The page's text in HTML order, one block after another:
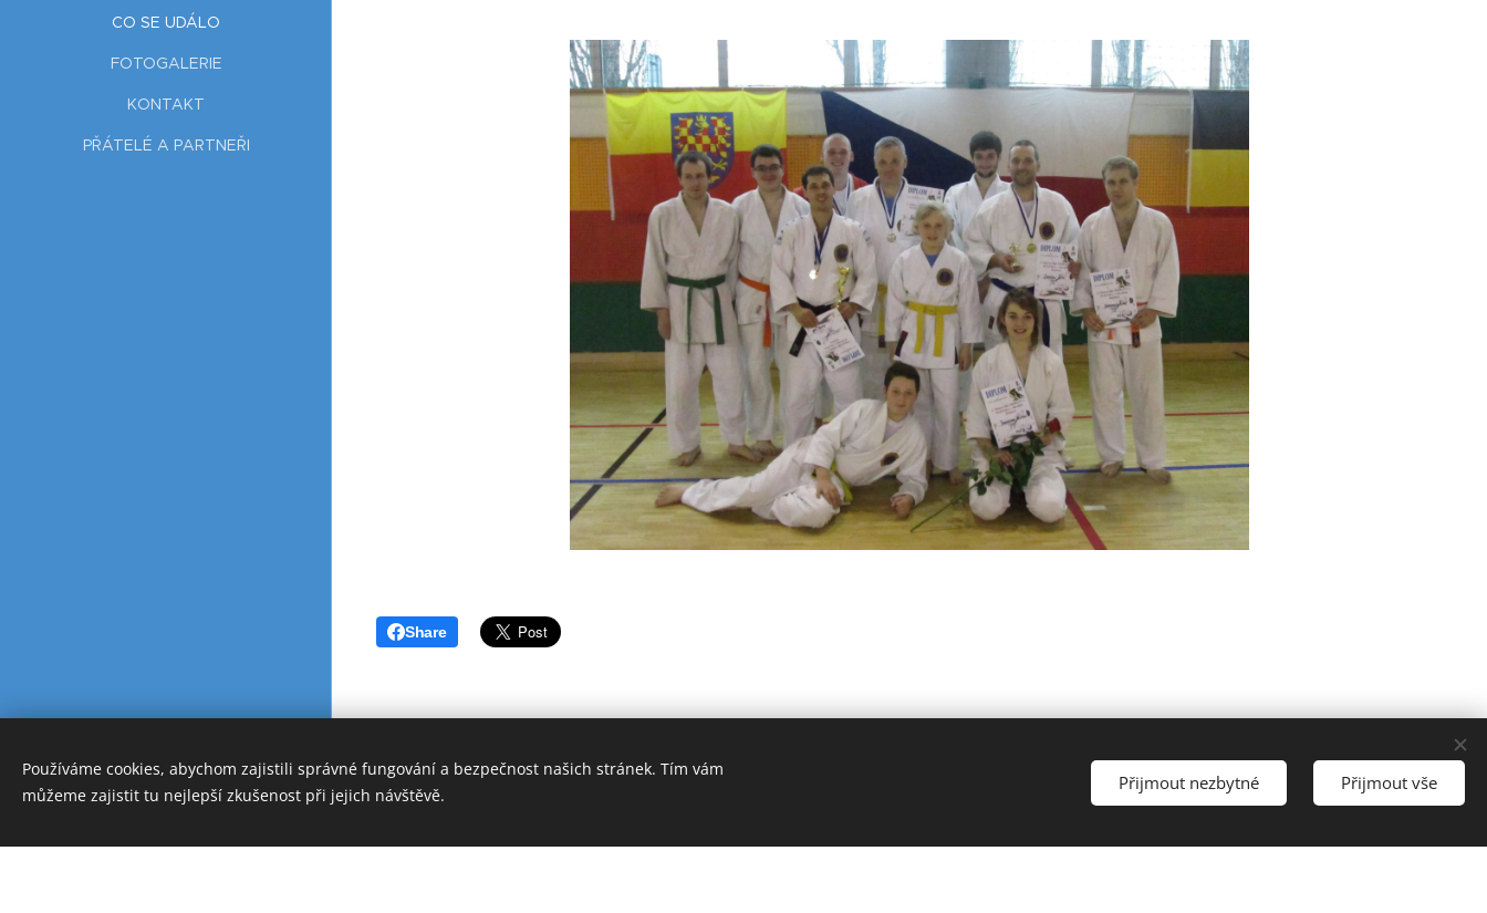
CO SE UDÁLO
FOTOGALERIE
KONTAKT
PŘÁTELÉ A PARTNEŘI
Share
Vytvořeno službou
Webnode
Používáme cookies, abychom zajistili správné fungování a bezpečnost našich stránek. Tím vám
můžeme zajistit tu nejlepší zkušenost při jejich návštěvě.
Přijmout nezbytné Přijmout vše